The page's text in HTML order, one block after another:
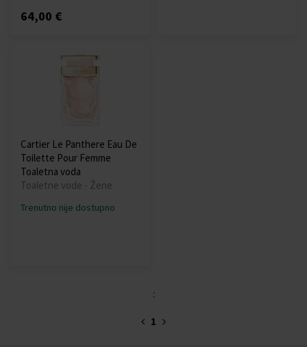
64,00 €
Cartier Le Panthere Eau De
Toilette Pour Femme
Toaletna voda
Toaletne vode - Žene
Trenutno nije dostupno
:
1